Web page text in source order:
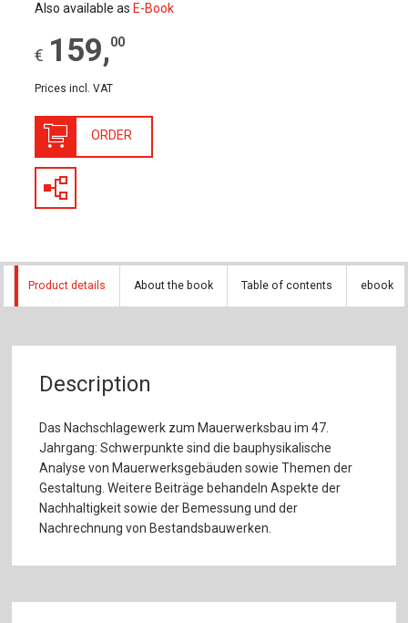
Also available as E-Book
€ 159,00
Prices incl. VAT
ORDER
Product details About the book Table of contents ebook
Description
Das Nachschlagewerk zum Mauerwerksbau im 47.
Jahrgang: Schwerpunkte sind die bauphysikalische
Analyse von Mauerwerksgebäuden sowie Themen der
Gestaltung. Weitere Beiträge behandeln Aspekte der
Nachhaltigkeit sowie der Bemessung und der
Nachrechnung von Bestandsbauwerken.